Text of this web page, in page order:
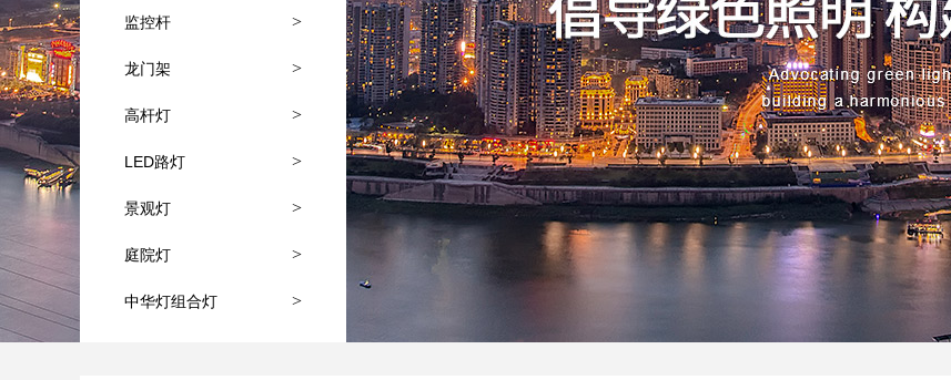
监控杆 >
龙门架 >
高杆灯 >
LED路灯 >
景观灯 >
庭院灯 >
中华灯组合灯 >